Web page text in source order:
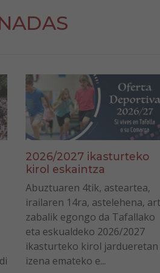
2026/2027 ikasturteko
kirol eskaintza
Abuztuaren 4tik, asteartea,
irailaren 14ra, astelehena,
zabalik egongo da Tafallako
eta eskualdeko 2026/2027
ikasturteko kirol jardueretan
izena emateko e...